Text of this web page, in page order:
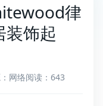
律
装饰起
网络阅读：643